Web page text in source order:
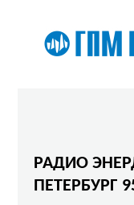
РАДИО
ПЕТЕРБУРГ